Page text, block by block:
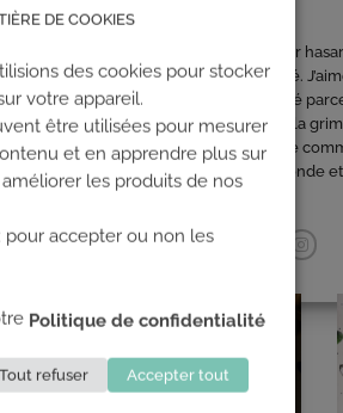
commencé l’escalade à 9 ans un peu par
à l’école et j’ai tout de suite accroché.
moi et la voie, mais aussi cette variété
de nouveau, on peut alterner entre la
possible de se faire plaisir dans du facile
Bref, il y en a pour tout le monde
c’est ce qui me plaît le plus !
DE COOKIES
des cookies pour stocker
votre appareil.
être utilisées pour mesurer
et en apprendre plus sur
les produits de nos
pour accepter ou non les
Politique de confidentialité
Tout refuser Accepter tout